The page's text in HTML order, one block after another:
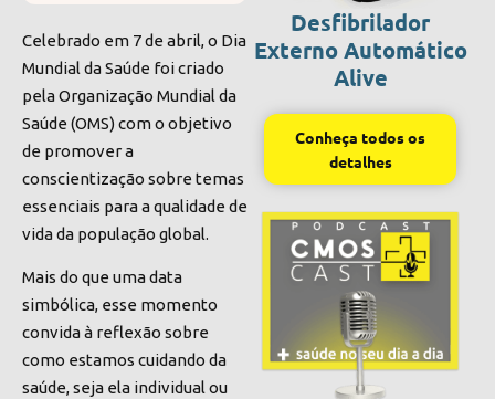
Celebrado em 7 de abril, o Dia
Mundial da Saúde foi criado
pela Organização Mundial da
Saúde (OMS) com o objetivo
de promover a
conscientização sobre temas
essenciais para a qualidade de
vida da população global.
Mais do que uma data
simbólica, esse momento
convida à reflexão sobre
como estamos cuidando da
saúde, seja ela individual ou
Desfibrilador
Externo Automático
Alive
Conheça todos os
detalhes